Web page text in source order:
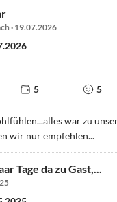
· 19.07.2026
5 5
war zu
wir nur empfehlen...
Tage da zu Gast,...